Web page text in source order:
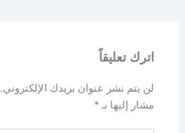
اترك تعليقاً
لن يتم نشر عنوان بريدك الإلكتروني.
مشار إليها بـ*